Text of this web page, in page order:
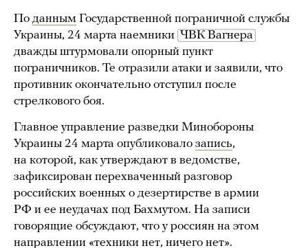
По данным Государственной пограничной службы
Украины, 24 марта наемники ЧВК Вагнера
дважды штурмовали опорный пункт
пограничников. Те отразили атаки и заявили, что
противник окончательно отступил после
стрелкового боя.
Главное управление разведки Минобороны
Украины 24 марта опубликовало запись,
на которой, как утверждают в ведомстве,
зафиксирован перехваченный разговор
российских военных о дезертирстве в армии
РФ и ее неудачах под Бахмутом. На записи
говорящие обсуждают, что у россиян на этом
направлении «техники нет, ничего нет».